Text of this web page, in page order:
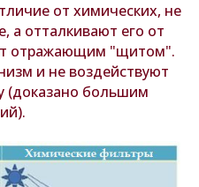
от химических, не
а отталкивают его от
отражающим "щитом".
и не воздействуют
(доказано большим